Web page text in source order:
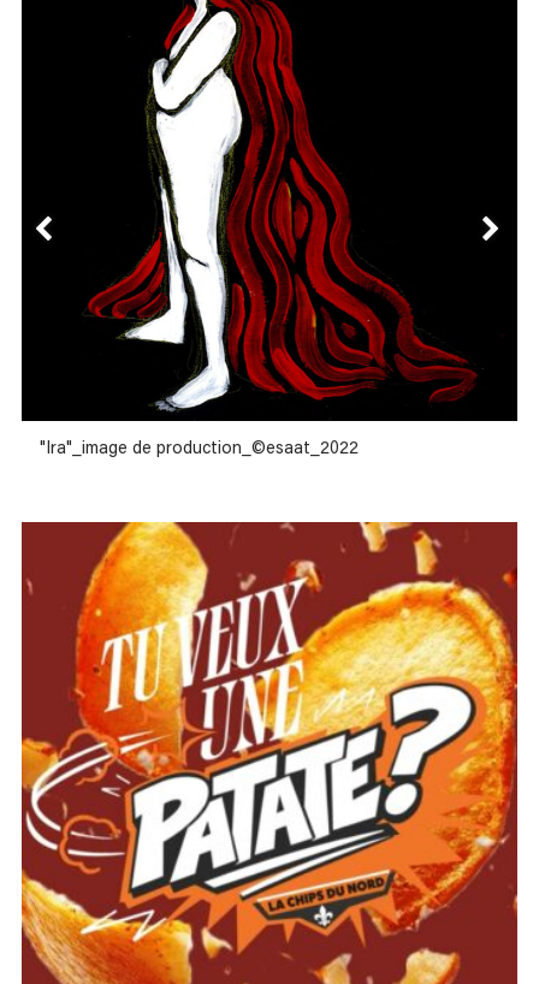
"Ira"_image de production_©esaat_2022